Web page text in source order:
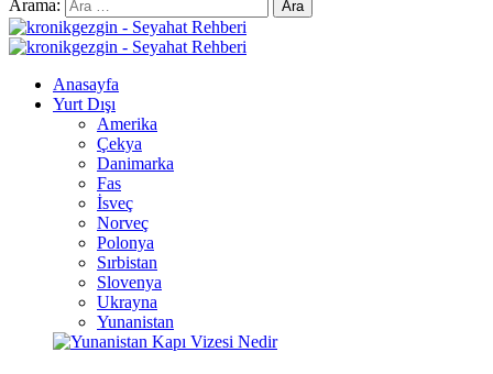
Arama:
Anasayfa
Yurt Dışı
Amerika
Çekya
Danimarka
Fas
İsveç
Norveç
Polonya
Sırbistan
Slovenya
Ukrayna
Yunanistan